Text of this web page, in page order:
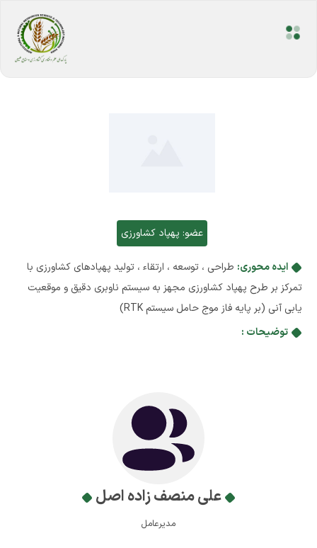
عضو: پهپاد کشاورزی
ایده محوری: طراحی ، توسعه ، ارتقاء ، تولید پهپادهای کشاورزی با
تمرکز بر طرح پهپاد کشاورزی مجهز به سیستم ناوبری دقیق و موقعیت
یابی آنی (بر پایه فاز موج حامل سیستم RTK)
توضیحات :
علی منصف زاده اصل
مدیرعامل